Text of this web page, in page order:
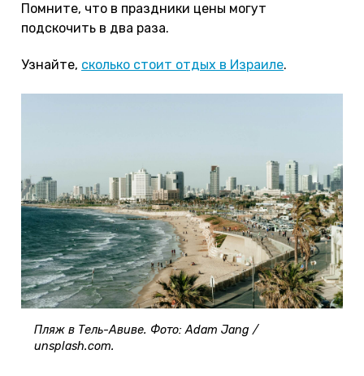
Помните, что в праздники цены могут
подскочить в два раза.
Узнайте, сколько стоит отдых в Израиле.
Пляж в Тель-Авиве. Фото: Adam Jang /
unsplash.com.